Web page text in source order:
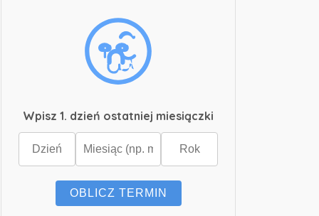
Wpisz 1. dzień ostatniej miesiączki
OBLICZ TERMIN